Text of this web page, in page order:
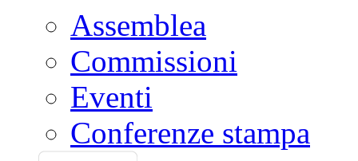
Assemblea
Commissioni
Eventi
Conferenze stampa